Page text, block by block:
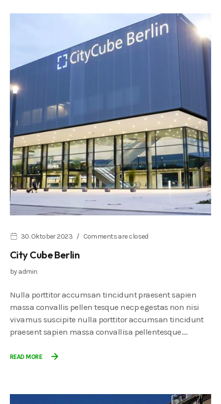
30. Oktober 2023 Comments are closed
City Cube Berlin
byadmin
Nulla porttitor accumsan tincidunt praesent sapien
massa convallis pellen tesque necp egestas non nisi
vivamus suscipite nulla porttitor accumsan tincidunt
praesent sapien massa convallisa pellentesque.…
READ MORE